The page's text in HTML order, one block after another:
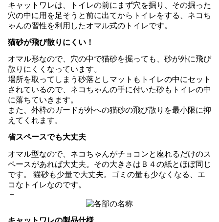
キャットワレは、トイレの前にまず穴を掘り、その掘った
穴の中に用を足そうと前に出てからトイレをする、ネコち
ゃんの習性を利用したオマル式のトイレです。
猫砂が飛び散りにくい！
オマル形なので、穴の中で猫砂を掘っても、砂が外に飛び
散りにくくなっています。
場所を取ってしまう砂落としマットもトイレの中にセット
されているので、ネコちゃんの手に付いた砂もトイレの中
に落ちていきます。
また、外枠のガードが外への猫砂の飛び散りを最小限に抑
えてくれます。
省スペースでも大丈夫
オマル型なので、ネコちゃんがチョコンと座れるだけのス
ペースがあれば大丈夫。その大きさはＢ４の紙とほぼ同じ
です。 猫砂も少量で大丈夫。ゴミの量も少なくなる、エ
コなトイレなのです。
+
キャットワレの製品仕様